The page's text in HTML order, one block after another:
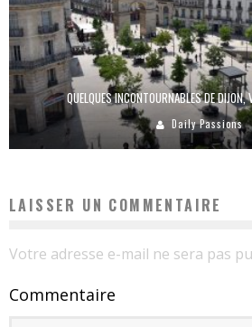
QUELQUES INCONTOURNABLES DE DIJON,
Daily Passions
LAISSER UN COMMENTAIRE
Votre adresse e-mail ne sera pas
Commentaire